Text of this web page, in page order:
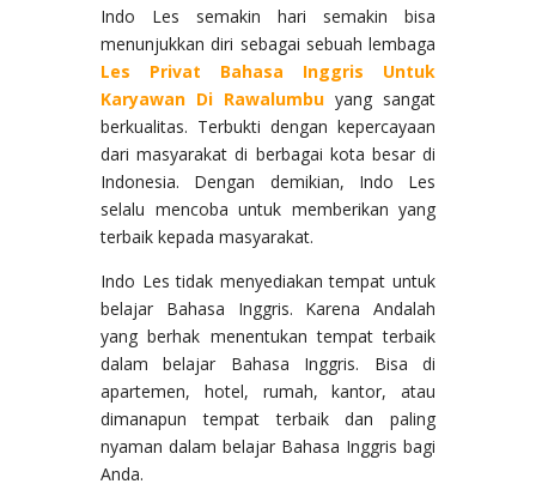
Indo Les semakin hari semakin bisa
menunjukkan diri sebagai sebuah lembaga
Les Privat Bahasa Inggris Untuk
Karyawan Di Rawalumbu yang sangat
berkualitas. Terbukti dengan kepercayaan
dari masyarakat di berbagai kota besar di
Indonesia. Dengan demikian, Indo Les
selalu mencoba untuk memberikan yang
terbaik kepada masyarakat.
Indo Les tidak menyediakan tempat untuk
belajar Bahasa Inggris. Karena Andalah
yang berhak menentukan tempat terbaik
dalam belajar Bahasa Inggris. Bisa di
apartemen, hotel, rumah, kantor, atau
dimanapun tempat terbaik dan paling
nyaman dalam belajar Bahasa Inggris bagi
Anda.